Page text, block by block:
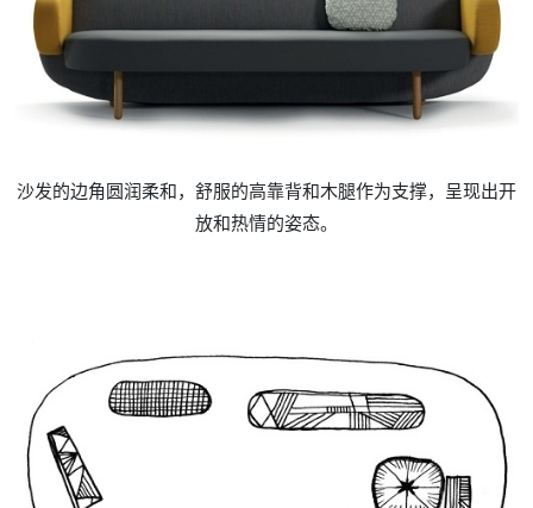
沙发的边角圆润柔和，舒服的高靠背和木腿作为支撑，呈现出开
放和热情的姿态。